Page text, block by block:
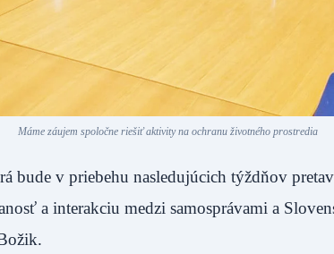
Máme záujem spoločne riešiť aktivity na ochranu životného prostredia
bude v priebehu nasledujúcich týždňov
a interakciu medzi samosprávami a